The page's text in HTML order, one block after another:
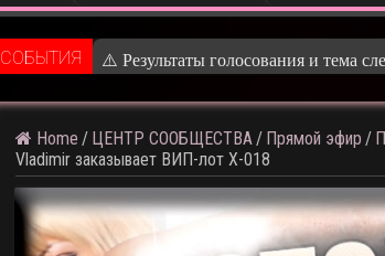
CОБЫТИЯ ⚠️ Результаты голосования и тема
Home / ЦЕНТР СООБЩЕСТВА / Прямой эфир /
Vladimir заказывает ВИП-лот X-018